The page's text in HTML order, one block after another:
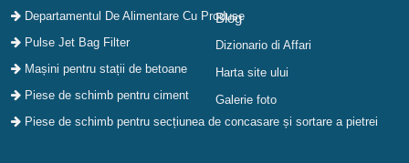
Departamentul De Alimentare Cu Produse
Pulse Jet Bag Filter
Mașini pentru stații de betoane
Piese de schimb pentru ciment
Piese de schimb pentru secțiunea de concasare și sortare a pietrei
Blog
Dizionario di Affari
Harta site ului
Galerie foto